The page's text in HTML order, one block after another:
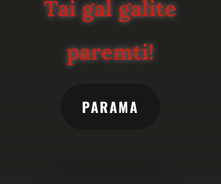
Tai gal galite
paremti!
PARAMA